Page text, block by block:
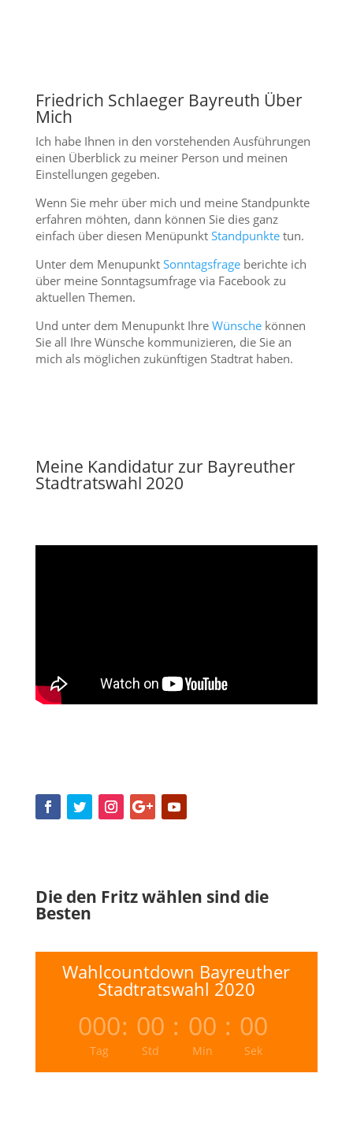
Friedrich Schlaeger Bayreuth Über
Mich
Ich habe Ihnen in den vorstehenden Ausführungen
einen Überblick zu meiner Person und meinen
Einstellungen gegeben.
Wenn Sie mehr über mich und meine Standpunkte
erfahren möhten, dann können Sie dies ganz
einfach über diesen Menüpunkt Standpunktetun.
Unter dem Menupunkt Sonntagsfrageberichte ich
über meine Sonntagsumfrage via Facebook zu
aktuellen Themen.
Und unter dem Menupunkt Ihre Wünschekönnen
Sie all Ihre Wünsche kommunizieren, die Sie an
mich als möglichen zukünftigen Stadtrat haben.
Meine Kandidatur zur Bayreuther
Stadtratswahl 2020
Die den Fritz wählen sind die
Besten
Wahlcountdown Bayreuther
Stadtratswahl 2020
000
Tag
: 00
Std
: 00
Min
: 00
Sek